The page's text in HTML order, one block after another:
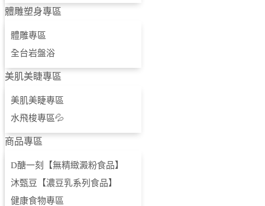
體雕塑身專區
體雕專區
全台岩盤浴
美肌美睫專區
美肌美睫專區
水飛梭專區💦
商品專區
D醣一刻【無精緻澱粉食品】
沐甄豆【濃豆乳系列食品】
健康食物專區
七輪精油按摩專區
孕婦SPA
耳燭釋壓
美體SPA專區
美白專區
美背專區